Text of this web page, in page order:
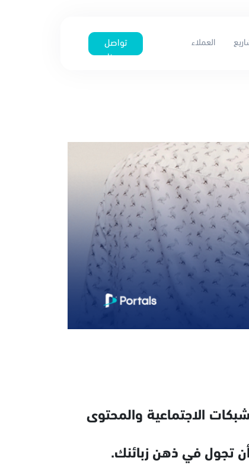
العملاء
تواصل
معنا
الاجتماعية والمحتوى
تجول في ذهن زبائنك.